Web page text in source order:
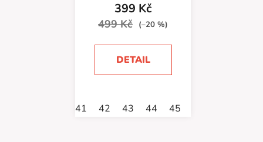
399 Kč
499 Kč (–20 %)
DETAIL
41 42 43 44 45